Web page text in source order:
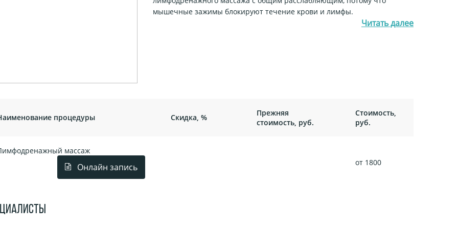
мышечные зажимы блокируют течение крови и лимфы.
Читать далее
процедуры Скидка, %
Прежняя
стоимость, руб.
Стоимость,
руб.
массаж
Онлайн запись от 1800